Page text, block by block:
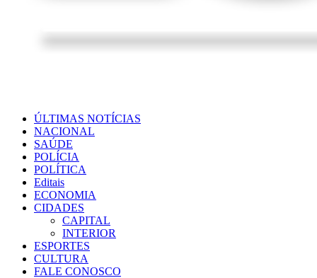
ÚLTIMAS NOTÍCIAS
NACIONAL
SAÚDE
POLÍCIA
POLÍTICA
Editais
ECONOMIA
CIDADES
CAPITAL
INTERIOR
ESPORTES
CULTURA
FALE CONOSCO